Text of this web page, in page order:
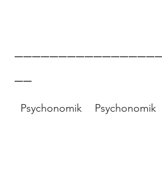
Psychonomik Psychonomik